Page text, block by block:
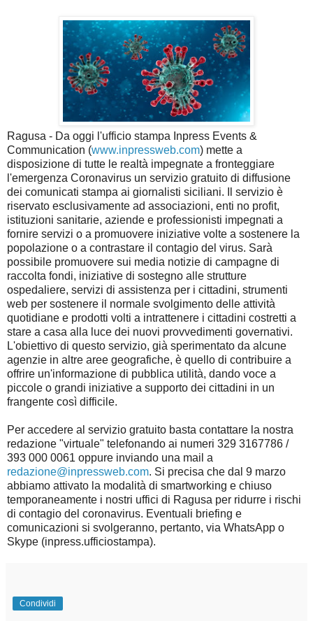
Ragusa - Da oggi l'ufficio stampa Inpress Events &
Communication (www.inpressweb.com) mette a
disposizione di tutte le realtà impegnate a fronteggiare
l'emergenza Coronavirus un servizio gratuito di diffusione
dei comunicati stampa ai giornalisti siciliani. Il servizio è
riservato esclusivamente ad associazioni, enti no profit,
istituzioni sanitarie, aziende e professionisti impegnati a
fornire servizi o a promuovere iniziative volte a sostenere la
popolazione o a contrastare il contagio del virus. Sarà
possibile promuovere sui media notizie di campagne di
raccolta fondi, iniziative di sostegno alle strutture
ospedaliere, servizi di assistenza per i cittadini, strumenti
web per sostenere il normale svolgimento delle attività
quotidiane e prodotti volti a intrattenere i cittadini costretti a
stare a casa alla luce dei nuovi provvedimenti governativi.
L'obiettivo di questo servizio, già sperimentato da alcune
agenzie in altre aree geografiche, è quello di contribuire a
offrire un'informazione di pubblica utilità, dando voce a
piccole o grandi iniziative a supporto dei cittadini in un
frangente così difficile.
Per accedere al servizio gratuito basta contattare la nostra
redazione "virtuale" telefonando ai numeri 329 3167786 /
393 000 0061 oppure inviando una mail a
redazione@inpressweb.com. Si precisa che dal 9 marzo
abbiamo attivato la modalità di smartworking e chiuso
temporaneamente i nostri uffici di Ragusa per ridurre i rischi
di contagio del coronavirus. Eventuali briefing e
comunicazioni si svolgeranno, pertanto, via WhatsApp o
Skype (inpress.ufficiostampa).
Condividi